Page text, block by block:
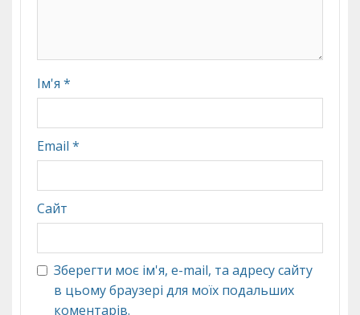
Ім'я *
Email *
Сайт
Зберегти моє ім'я, e-mail, та адресу сайту
в цьому браузері для моїх подальших
коментарів.